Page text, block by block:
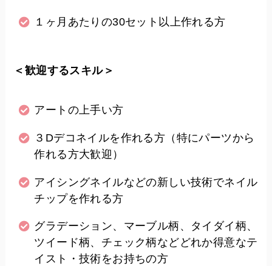
１ヶ月あたりの30セット以上作れる方
＜歓迎するスキル＞
アートの上手い方
３Dデコネイルを作れる方（特にパーツから
作れる方大歓迎）
アイシングネイルなどの新しい技術でネイル
チップを作れる方
グラデーション、マーブル柄、タイダイ柄、
ツイード柄、チェック柄などどれか得意なテ
イスト・技術をお持ちの方